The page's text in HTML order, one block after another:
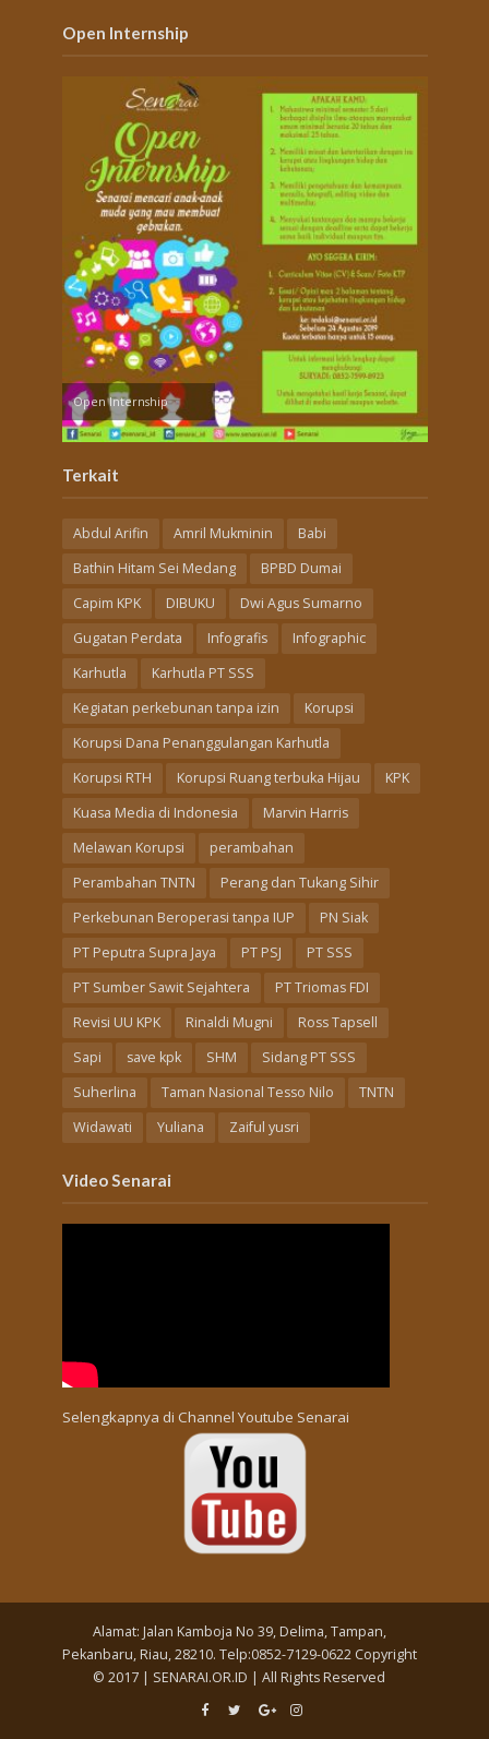
Open Internship
Open Internship
Terkait
Abdul Arifin Amril Mukminin
Babi
Bathin Hitam Sei Medang
BPBD Dumai
Capim KPK
DIBUKU
Dwi Agus Sumarno
Gugatan Perdata
Infografis
Infographic
Karhutla
Karhutla PT SSS
Kegiatan perkebunan tanpa izin
Korupsi
Korupsi Dana Penanggulangan Karhutla
Korupsi RTH
Korupsi Ruang terbuka Hijau
KPK
Kuasa Media di Indonesia
Marvin Harris
Melawan Korupsi
perambahan
Perambahan TNTN
Perang dan Tukang Sihir
Perkebunan Beroperasi tanpa IUP
PN Siak
PT Peputra Supra Jaya
PT PSJ
PT SSS
PT Sumber Sawit Sejahtera
PT Triomas FDI
Revisi UU KPK
Rinaldi Mugni
Ross Tapsell
Sapi
save kpk SHM
Sidang PT SSS
Suherlina
Taman Nasional Tesso Nilo
TNTN
Widawati
Yuliana Zaiful yusri
Video Senarai
Selengkapnya di Channel Youtube Senarai
Alamat: Jalan Kamboja No 39, Delima, Tampan,
Pekanbaru, Riau, 28210. Telp:0852-7129-0622 Copyright
© 2017 | SENARAI.OR.ID | All Rights Reserved